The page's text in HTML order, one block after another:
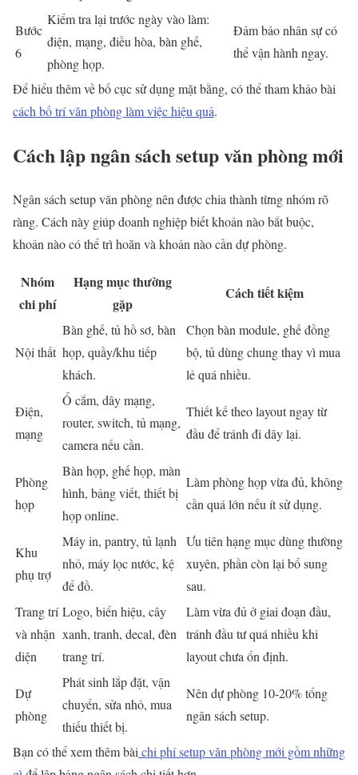
Bước
6
Kiểm tra lại trước ngày vào làm:
điện, mạng, điều hòa, bàn ghế,
phòng họp.
Đảm bảo nhân sự có
thể vận hành ngay.
Để hiểu thêm về bố cục sử dụng mặt bằng, có thể tham khảo bài
cách bố trí văn phòng làm việc hiệu quả.
Cách lập ngân sách setup văn phòng mới
Ngân sách setup văn phòng nên được chia thành từng nhóm rõ
ràng. Cách này giúp doanh nghiệp biết khoản nào bắt buộc,
khoản nào có thể trì hoãn và khoản nào cần dự phòng.
Nhóm
chi phí
Hạng mục thường
gặp
Cách tiết kiệm
Nội thất
Bàn ghế, tủ hồ sơ, bàn
họp, quầy/khu tiếp
khách.
Chọn bàn module, ghế đồng
bộ, tủ dùng chung thay vì mua
lẻ quá nhiều.
Điện,
mạng
Ổ cắm, dây mạng,
router, switch, tủ mạng,
camera nếu cần.
Thiết kế theo layout ngay từ
đầu để tránh đi dây lại.
Phòng
họp
Bàn họp, ghế họp, màn
hình, bảng viết, thiết bị
họp online.
Làm phòng họp vừa đủ, không
cần quá lớn nếu ít sử dụng.
Khu
phụ trợ
Máy in, pantry, tủ lạnh
nhỏ, máy lọc nước, kệ
để đồ.
Ưu tiên hạng mục dùng thường
xuyên, phần còn lại bổ sung
sau.
Trang trí
và nhận
diện
Logo, biển hiệu, cây
xanh, tranh, decal, đèn
trang trí.
Làm vừa đủ ở giai đoạn đầu,
tránh đầu tư quá nhiều khi
layout chưa ổn định.
Dự
phòng
Phát sinh lắp đặt, vận
chuyển, sửa nhỏ, mua
thiếu thiết bị.
Nên dự phòng 10-20% tổng
ngân sách setup.
Bạn có thể xem thêm bài chi phí setup văn phòng mới gồm những